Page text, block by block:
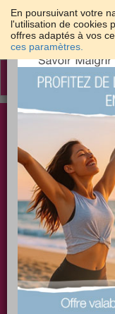
En poursuivant votre
l'utilisation de cookies
offres adaptés à vos
ces paramètres.
Toggle
Les meilleures
PLUS
EFFICACE